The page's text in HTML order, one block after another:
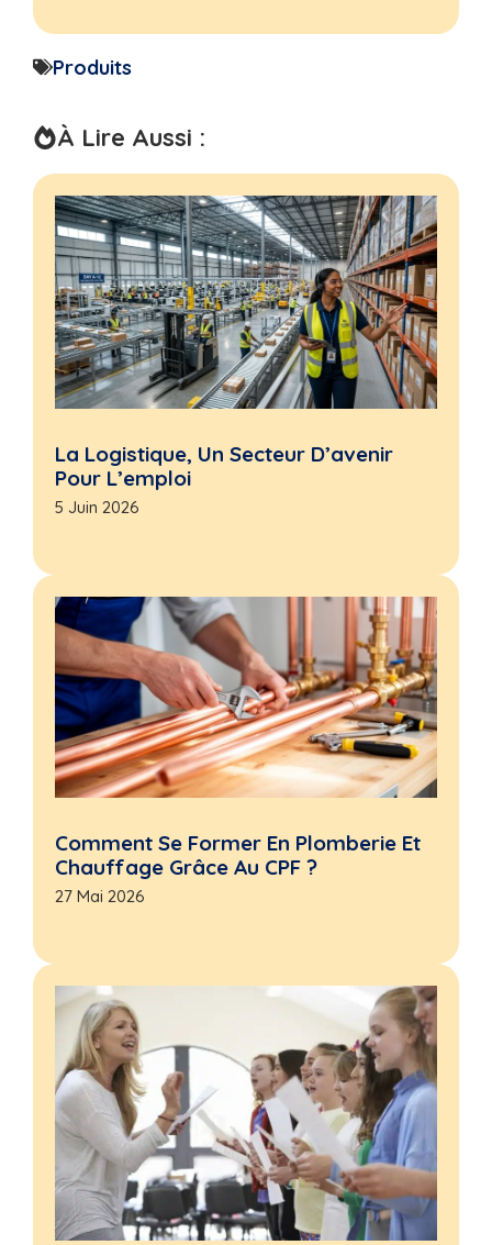
Produits
À Lire Aussi :
La Logistique, Un Secteur D’avenir
Pour L’emploi
5 Juin 2026
Comment Se Former En Plomberie Et
Chauffage Grâce Au CPF ?
27 Mai 2026